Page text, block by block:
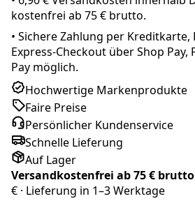
kostenfrei ab 75 € brutto.
• Sichere Zahlung per Kreditkarte,
Express-Checkout über Shop Pay,
Pay möglich.
Hochwertige Markenprodukte
Faire Preise
Persönlicher Kundenservice
Schnelle Lieferung
Auf Lager
Versandkostenfrei ab75 € brutto
€ · Lieferung in 1–3 Werktage